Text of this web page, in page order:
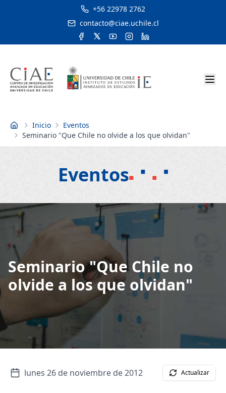
+56 22978 2762
contacto@ciae.uchile.cl
Inicio Inicio
Eventos
Seminario "Que Chile no olvide a los que olvidan"
Eventos
Seminario "Que Chile no
olvide a los que olvidan"
lunes 26 de noviembre de 2012 Actualizar